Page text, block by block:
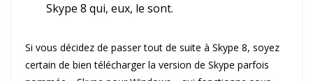
Skype 8 qui, eux, le sont.
Si vous décidez de passer tout de suite à Skype 8, soyez
certain de bien télécharger la version de Skype parfois